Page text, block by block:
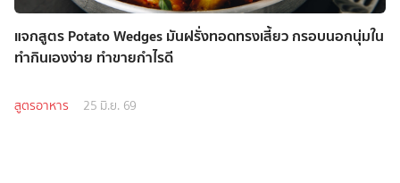
แจกสูตร Potato Wedges มันฝรั่งทอดทรงเสี้ยว กรอบนอกนุ่มใน
ทำกินเองง่าย ทำขายกำไรดี
สูตรอาหาร 25 มิ.ย. 69